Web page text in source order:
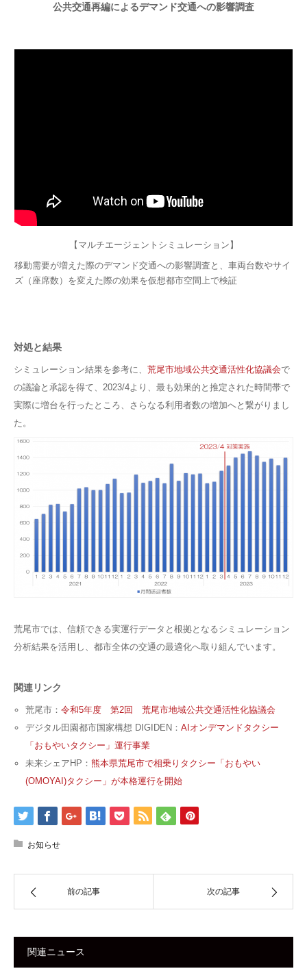
公共交通再編によるデマンド交通への影響調査
【マルチエージェントシミュレーション】
移動需要が増えた際のデマンド交通への影響調査と、車両台数やサイ
ズ（座席数）を変えた際の効果を仮想都市空間上で検証
対処と結果
シミュレーション結果を参考に、 荒尾市地域公共交通活性化協議会で
の議論と承認を得て、2023/4より、最も効果的と推定された時間帯で
実際に増台を行ったところ、さらなる利用者数の増加へと繋がりまし
た。
荒尾市では、信頼できる実運行データと根拠となるシミュレーション
分析結果を活用し、都市全体の交通の最適化へ取り組んでいます。
関連リンク
荒尾市： 令和5年度 第2回 荒尾市地域公共交通活性化協議会
デジタル田園都市国家構想 DIGIDEN： AIオンデマンドタクシー
「おもやいタクシー」運行事業
未来シェアHP： 熊本県荒尾市で相乗りタクシー「おもやい
(OMOYAI)タクシー」が本格運行を開始
お知らせ
前の記事 次の記事
関連ニュース